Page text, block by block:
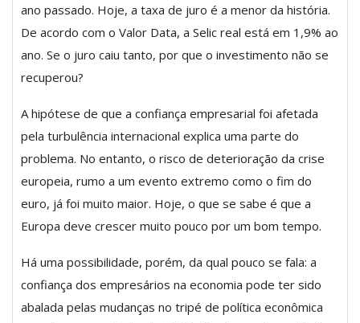
ano passado. Hoje, a taxa de juro é a menor da história.
De acordo com o Valor Data, a Selic real está em 1,9% ao
ano. Se o juro caiu tanto, por que o investimento não se
recuperou?
A hipótese de que a confiança empresarial foi afetada
pela turbulência internacional explica uma parte do
problema. No entanto, o risco de deterioração da crise
europeia, rumo a um evento extremo como o fim do
euro, já foi muito maior. Hoje, o que se sabe é que a
Europa deve crescer muito pouco por um bom tempo.
Há uma possibilidade, porém, da qual pouco se fala: a
confiança dos empresários na economia pode ter sido
abalada pelas mudanças no tripé de política econômica